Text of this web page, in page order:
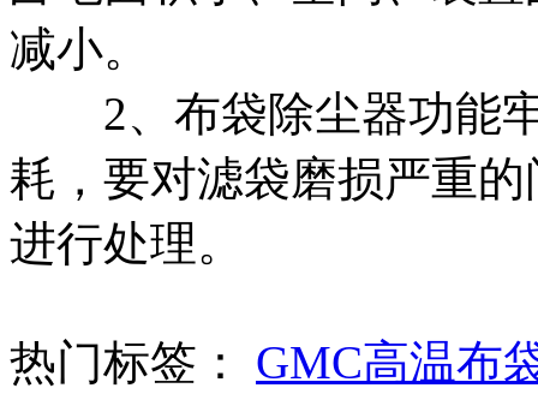
减小。
2、布袋除尘器功能牢
耗，要对滤袋磨损严重
进行处理。
热门标签： GMC高温布